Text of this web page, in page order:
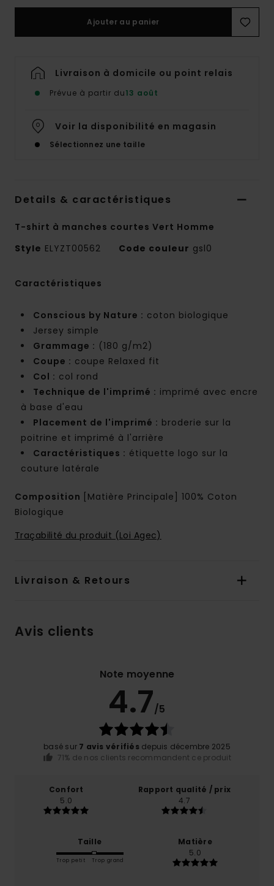
Ajouter au panier
Livraison à domicile ou point relais
Prévue à partir du13 août
Voir la disponibilité en magasin
Sélectionnez une taille
Details & caractéristiques
T-shirt à manches courtes Vert Homme
Style ELYZT00562 Code couleur gsl0
Caractéristiques
Conscious by Nature : coton biologique
Jersey simple
Grammage : (180 g/m2)
Coupe : coupe Relaxed fit
Col : col rond
Technique de l'imprimé : imprimé avec encre
à base d'eau
Placement de l'imprimé : broderie sur la
poitrine et imprimé à l'arrière
Caractéristiques : étiquette logo sur la
couture latérale
Composition
[Matière Principale] 100% Coton
Biologique
Traçabilité du produit (Loi Agec)
Livraison & Retours
Avis clients
Note moyenne
4.7/5
basé sur 7 avis vérifiés depuis décembre 2025
71% de nos clients recommandent ce produit
Confort
5.0
Rapport qualité / prix
4.7
Taille
Trop petit Trop grand
Matière
5.0